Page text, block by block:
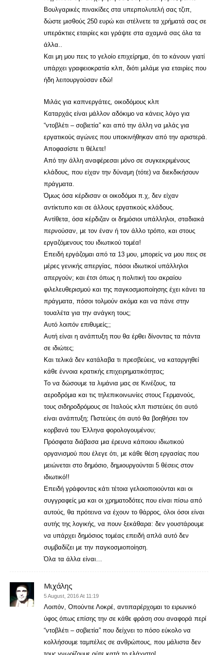
Βουλγαρικές πινακίδες στα υπερπολυτελή σας τζιπ,
δώστε μισθούς 250 ευρώ και στέλνετε τα χρήματά σας σε
υπεράκτιες εταιρίες και γράψτε στα αχαμνά σας όλα τα
άλλα..
Και μη μου πεις το γελοίο επιχείρημα, ότι το κάνουν γιατί
υπάρχει γραφειοκρατία κλπ, διότι μιλάμε για εταιρίες που
ήδη λειτουργούσαν εδώ!
Μιλάς για καπνεργάτες, οικοδόμους κλπ
Καταρχάς είναι μάλλον αδόκιμο να κάνεις λόγο για
“ντοβλέτι – σοβιετία” και από την άλλη να μιλάς για
εργατικούς αγώνες που υποκινήθηκαν από την αριστερά.
Αποφασίστε τι θέλετε!
Από την άλλη αναφέρεσαι μόνο σε συγκεκριμένους
κλάδους, που είχαν την δύναμη (τότε) να διεκδικήσουν
πράγματα.
Όμως όσα κέρδισαν οι οικοδόμοι π.χ, δεν είχαν
αντίκτυπο και σε άλλους εργατικούς κλάδους.
Αντίθετα, όσα κέρδιζαν οι δημόσιοι υπάλληλοι, σταδιακά
περνούσαν, με τον έναν ή τον άλλο τρόπο, και στους
εργαζόμενους του ιδιωτικού τομέα!
Επειδή εργάζομαι από τα 13 μου, μπορείς να μου πεις σε
μέρες γενικής απεργίας, πόσοι ιδιωτικοί υπάλληλοι
απεργούν; και έτσι όπως η πολιτική του ακραίου
φιλελευθερισμού και της παγκοσμιοποίησης έχει κάνει τα
πράγματα, πόσοι τολμούν ακόμα και να πάνε στην
τουαλέτα για την ανάγκη τους;
Αυτό λοιπόν επιθυμείς;;
Αυτή είναι η ανάπτυξη που θα έρθει δίνοντας τα πάντα
σε ιδιώτες;
Και τελικά δεν κατάλαβα τι πρεσβεύεις, να καταργηθεί
κάθε έννοια κρατικής επιχειρηματικότητας;
Το να δώσουμε τα λιμάνια μας σε Κινέζους, τα
αεροδρόμια και τις τηλεπικοινωνίες στους Γερμανούς,
τους σιδηροδρόμους σε Ιταλούς κλπ πιστεύεις ότι αυτό
είναι ανάπτυξη; Πιστεύεις ότι αυτό θα βοηθήσει τον
κορβανά του Έλληνα φορολογουμένου;
Πρόσφατα διάβασα μια έρευνα κάποιου ιδιωτικού
οργανισμού που έλεγε ότι, με κάθε θέση εργασίας που
μειώνεται στο δημόσιο, δημιουργούνται 5 θέσεις στον
ιδιωτικό!!
Επειδή γράφοντας κάτι τέτοια γελοιοποιούνται και οι
συγγραφείς μα και οι χρηματοδότες που είναι πίσω από
αυτούς, θα πρότεινα να έχουν το θάρρος, όλοι όσοι είναι
αυτής της λογικής, να πουν ξεκάθαρα: δεν γουστάρουμε
να υπάρχει δημόσιος τομέας επειδή απλά αυτό δεν
συμβαδίζει με την παγκοσμιοποίηση.
Όλα τα άλλα είναι…
Μιχάλης
5 August, 2016 At 11:19
Λοιπόν, Οπούντιε Λοκρέ, αντιπαρέρχομαι το ειρωνικό
ύφος όπως επίσης την σε κάθε φράση σου αναφορά περί
“ντοβλέτι – σοβιετία” που δείχνει το πόσο εύκολο να
κολλήσουμε ταμπέλες σε ανθρώπους, που μάλιστα δεν